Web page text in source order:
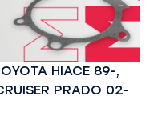
HIACE 89-,
PRADO 02-